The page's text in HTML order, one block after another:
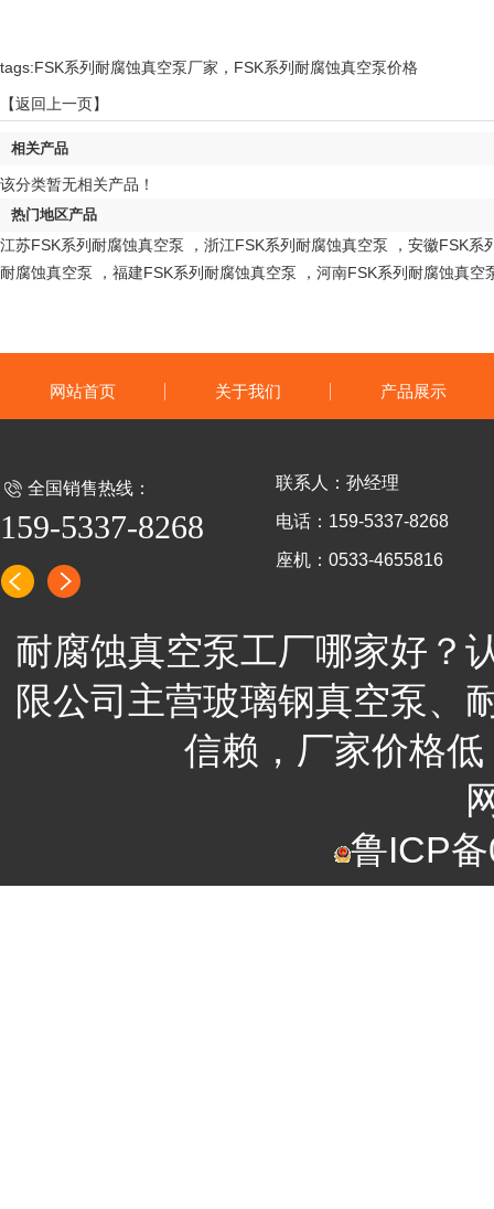
tags:FSK系列耐腐蚀真空泵厂家，FSK系列耐腐蚀真空泵价格
【返回上一页】
相关产品
该分类暂无相关产品！
热门地区产品
江苏FSK系列耐腐蚀真空泵 ， 浙江FSK系列耐腐蚀真空泵 ， 安徽FSK系
耐腐蚀真空泵 ， 福建FSK系列耐腐蚀真空泵 ， 河南FSK系列耐腐蚀真空
网站首页 关于我们 产品展示
全国销售热线：
159-5337-8268
联系人：孙经理
电话：159-5337-8268
座机：0533-4655816
耐腐蚀真空泵工厂哪家好？
限公司 主营玻璃钢真空泵、
信赖， 厂家价格
鲁ICP